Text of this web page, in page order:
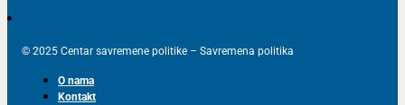
© 2025 Centar savremene politike – Savremena politika
O nama
Kontakt